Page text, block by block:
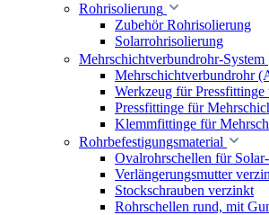
Rohrisolierung
Zubehör Rohrisolierung
Solarrohrisolierung
Mehrschichtverbundrohr-System
Mehrschichtverbundrohr
Werkzeug für
Pressfittinge für
Klemmfittinge für
Rohrbefestigungsmaterial
Ovalrohrschellen für
Verlängerungsmutter
Stockschrauben verzinkt
Rohrschellen rund, mit